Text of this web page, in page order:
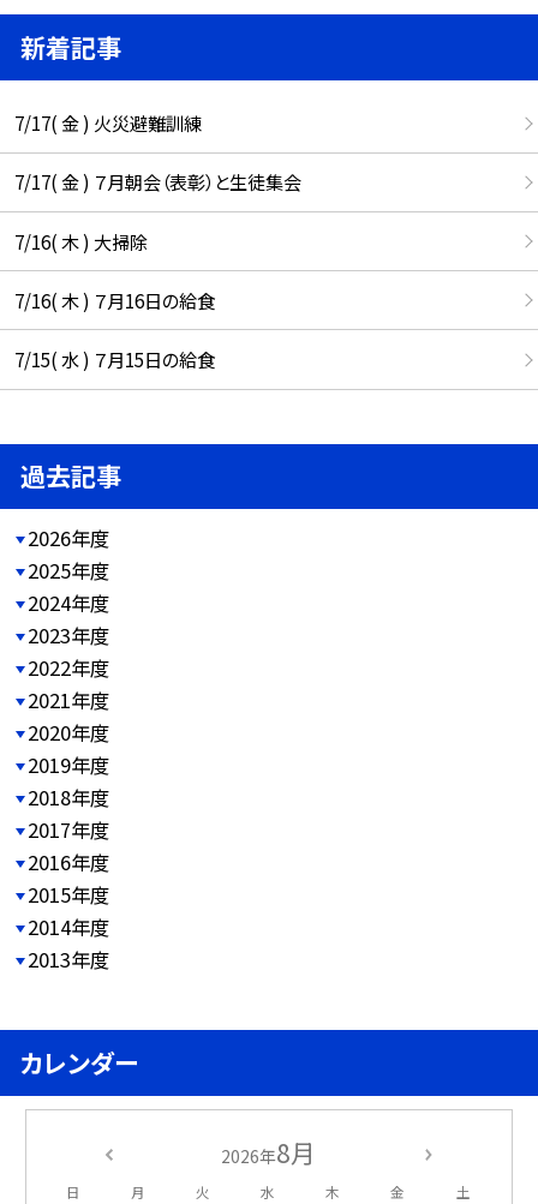
新着記事
7/17( 金 ) 火災避難訓練
7/17( 金 ) ７月朝会（表彰）と生徒集会
7/16( 木 ) 大掃除
7/16( 木 ) ７月16日の給食
7/15( 水 ) ７月15日の給食
過去記事
2026年度
2025年度
2024年度
2023年度
2022年度
2021年度
2020年度
2019年度
2018年度
2017年度
2016年度
2015年度
2014年度
2013年度
カレンダー
2026年8月
日 月 火 水 木 金 土